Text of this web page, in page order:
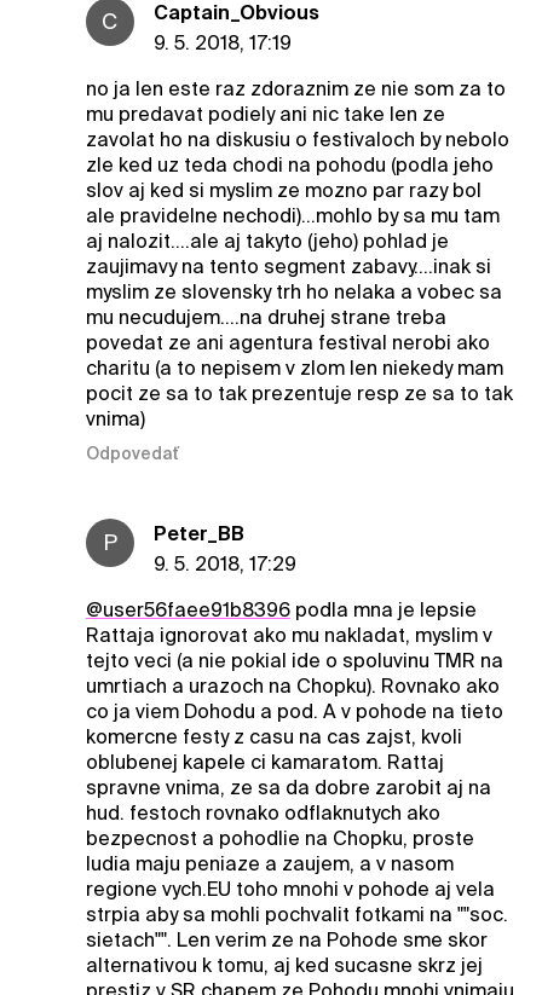
C
Captain_Obvious
9. 5. 2018, 17:19
no ja len este raz zdoraznim ze nie som za to
mu predavat podiely ani nic take len ze
zavolat ho na diskusiu o festivaloch by nebolo
zle ked uz teda chodi na pohodu (podla jeho
slov aj ked si myslim ze mozno par razy bol
ale pravidelne nechodi)...mohlo by sa mu tam
aj nalozit....ale aj takyto (jeho) pohlad je
zaujimavy na tento segment zabavy....inak si
myslim ze slovensky trh ho nelaka a vobec sa
mu necudujem....na druhej strane treba
povedat ze ani agentura festival nerobi ako
charitu (a to nepisem v zlom len niekedy mam
pocit ze sa to tak prezentuje resp ze sa to tak
vnima)
Odpovedať
P
Peter_BB
9. 5. 2018, 17:29
@user56faee91b8396podla mna je lepsie
Rattaja ignorovat ako mu nakladat, myslim v
tejto veci (a nie pokial ide o spoluvinu TMR na
umrtiach a urazoch na Chopku). Rovnako ako
co ja viem Dohodu a pod. A v pohode na tieto
komercne festy z casu na cas zajst, kvoli
oblubenej kapele ci kamaratom. Rattaj
spravne vnima, ze sa da dobre zarobit aj na
hud. festoch rovnako odflaknutych ako
bezpecnost a pohodlie na Chopku, proste
ludia maju peniaze a zaujem, a v nasom
regione vych.EU toho mnohi v pohode aj vela
strpia aby sa mohli pochvalit fotkami na ""soc.
sietach"". Len verim ze na Pohode sme skor
alternativou k tomu, aj ked sucasne skrz jej